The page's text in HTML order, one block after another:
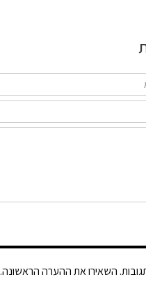
תגובות. השאירו את ההערה הראשונה.